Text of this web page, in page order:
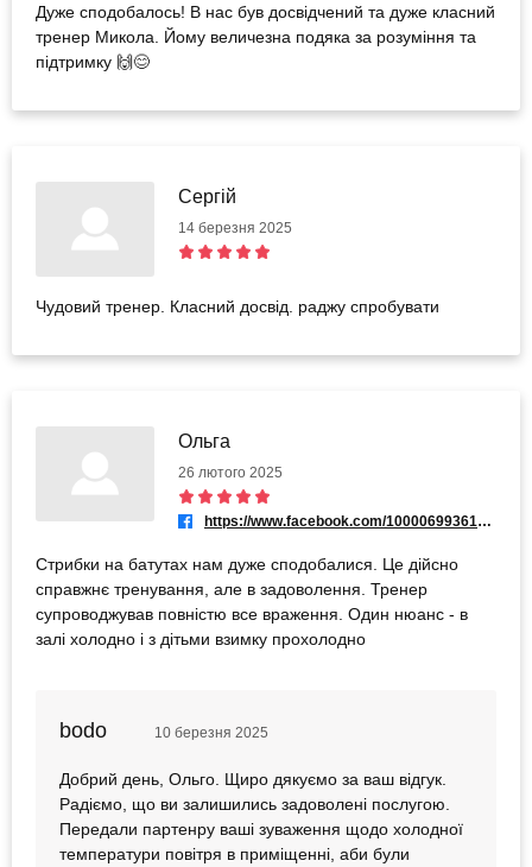
Дуже сподобалось! В нас був досвідчений та дуже класний
тренер Микола. Йому величезна подяка за розуміння та
підтримку 🙌😊
Сергій
14 березня 2025
Чудовий тренер. Класний досвід. раджу спробувати
Ольга
26 лютого 2025
https://www.facebook.com/100006993616945
Стрибки на батутах нам дуже сподобалися. Це дійсно
справжнє тренування, але в задоволення. Тренер
супроводжував повністю все враження. Один нюанс - в
залі холодно і з дітьми взимку прохолодно
bodo 10 березня 2025
Добрий день, Ольго. Щиро дякуємо за ваш відгук.
Радіємо, що ви залишились задоволені послугою.
Передали партенру ваші зуваження щодо холодної
температури повітря в приміщенні, аби були